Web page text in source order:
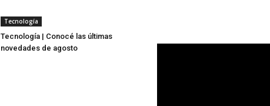
Tecnología
Tecnología | Conocé las últimas
novedades de agosto